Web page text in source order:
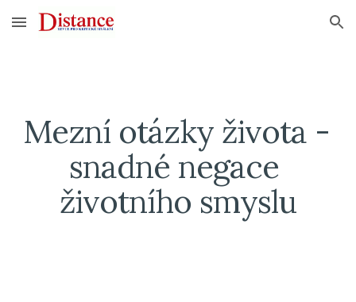
Skip to main content Skip to navigation
Mezní otázky života -
snadné negace
životního smyslu